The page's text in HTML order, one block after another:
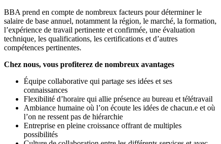
BBA prend en compte de nombreux facteurs pour déterminer le
salaire de base annuel, notamment la région, le marché, la formation,
l’expérience de travail pertinente et confirmée, une évaluation
technique, les qualifications, les certifications et d’autres
compétences pertinentes.
Chez nous, vous profiterez de nombreux avantages
Équipe collaborative qui partage ses idées et ses
connaissances
Flexibilité d’horaire qui allie présence au bureau et télétravail
Ambiance humaine où l’on écoute les idées de chacun.e et où
l’on ne ressent pas de hiérarchie
Entreprise en pleine croissance offrant de multiples
possibilités